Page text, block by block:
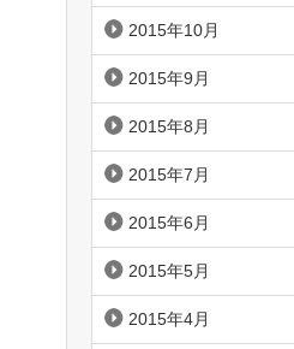
2015年10月
2015年9月
2015年8月
2015年7月
2015年6月
2015年5月
2015年4月